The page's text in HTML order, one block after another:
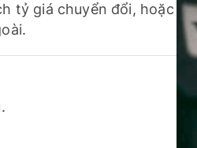
tỷ giá chuyển đổi, hoặc